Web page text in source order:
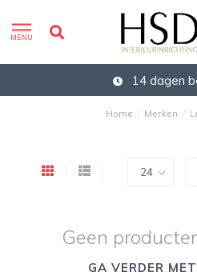
MENU
14 dagen
Home / Merken /
Geen
GA VERDER